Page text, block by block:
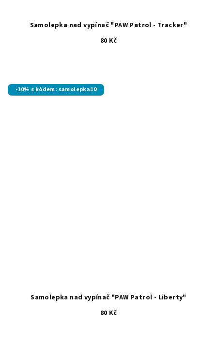
Samolepka nad vypínač "PAW Patrol - Tracker"
80 Kč
-10% s kódem: samolepka10
Samolepka nad vypínač "PAW Patrol - Liberty"
80 Kč